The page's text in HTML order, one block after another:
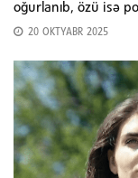
oğurlanıb, özü isə
20 OKTYABR 2025